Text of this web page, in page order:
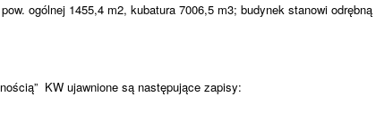
ogólnej 1455,4 m2, kubatura 7006,5 m3; budynek stanowi odrębną
KW ujawnione są następujące zapisy: